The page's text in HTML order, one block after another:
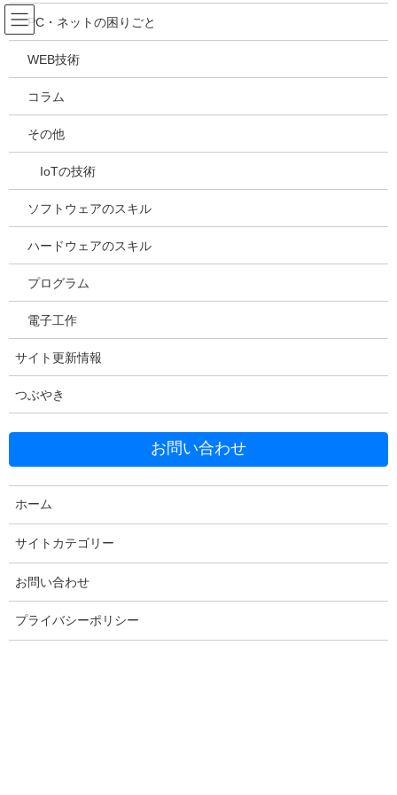
コ
ン
テ
ツ
ス
ッ
ナ
ビ
ゲ
シ
ン
移
吉川万能ＩＴ研究所
メディア
HOME
2024年3月25日
20240325152158
コメントを残す
PC・ネットの困りごと
WEB技術
コラム
その他
IoTの技術
ソフトウェアのスキル
ハードウェアのスキル
プログラム
電子工作
サイト更新情報
つぶやき
お問い合わせ
ホーム
サイトカテゴリー
お問い合わせ
プライバシーポリシー